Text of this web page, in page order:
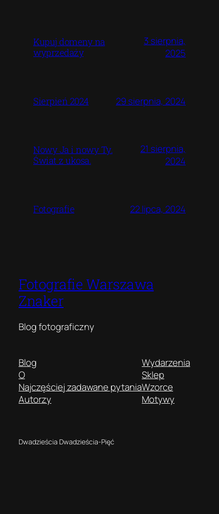
Kupuj domeny na
wyprzedaży
3 sierpnia,
2025
Sierpień 2024 29 sierpnia, 2024
Nowy Ja i nowy Ty.
Świat z ukosa.
21 sierpnia,
2024
Fotografie 22 lipca, 2024
Fotografie Warszawa
Znaker
Blog fotograficzny
Blog
O
Najczęściej zadawane pytania
Autorzy
Wydarzenia
Sklep
Wzorce
Motywy
Dwadzieścia Dwadzieścia-Pięć